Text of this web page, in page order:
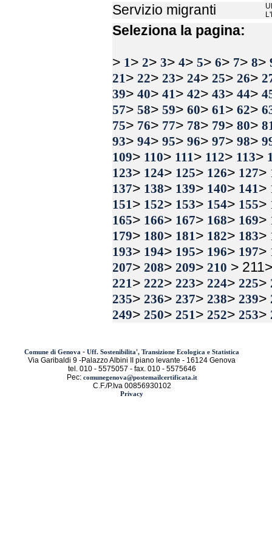
Servizio migranti
Seleziona la pagina:
> 1 > 2> 3> 4> 5> 6> 7> 8>
21 > 22> 23> 24> 25> 26>
39> 40> 41 > 42> 43> 44>
57> 58> 59> 60> 61 > 62>
75> 76> 77> 78> 79> 80>
93> 94> 95> 96> 97> 98>
109> 110> 111 > 112> 113>
123> 124> 125> 126> 127>
137> 138> 139> 140> 141 >
151 > 152> 153> 154> 155>
165> 166> 167> 168> 169>
179> 180> 181 > 182> 183>
193> 194> 195> 196> 197>
207> 208> 209> 210 >
221 > 222> 223> 224> 225>
235> 236> 237> 238> 239>
249> 250> 251 > 252> 253>
Comune di Genova - Uff. Sostenibilita', Transizione Ecologica e Statistica
Via Garibaldi 9 -Palazzo Albini II piano levante - 16124 Genova
tel. 010 - 5575057 - fax. 010 - 5575646
Pec: comunegenova@postemailcertificata.it
C.F./P.Iva 00856930102
Privacy